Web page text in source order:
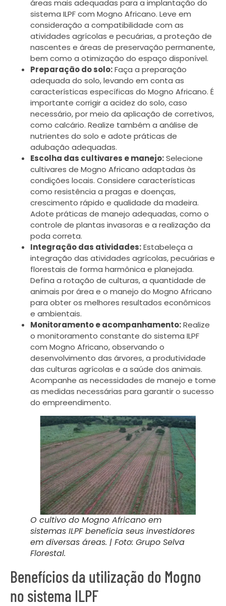
áreas mais adequadas para a implantação do
sistema ILPF com Mogno Africano. Leve em
consideração a compatibilidade com as
atividades agrícolas e pecuárias, a proteção de
nascentes e áreas de preservação permanente,
bem como a otimização do espaço disponível.
Preparação do solo:Faça a preparação
adequada do solo, levando em conta as
características específicas do Mogno Africano. É
importante corrigir a acidez do solo, caso
necessário, por meio da aplicação de corretivos,
como calcário. Realize também a análise de
nutrientes do solo e adote práticas de
adubação adequadas.
Escolha das cultivares e manejo:Selecione
cultivares de Mogno Africano adaptadas às
condições locais. Considere características
como resistência a pragas e doenças,
crescimento rápido e qualidade da madeira.
Adote práticas de manejo adequadas, como o
controle de plantas invasoras e a realização da
poda correta.
Integração das atividades:Estabeleça a
integração das atividades agrícolas, pecuárias e
florestais de forma harmônica e planejada.
Defina a rotação de culturas, a quantidade de
animais por área e o manejo do Mogno Africano
para obter os melhores resultados econômicos
e ambientais.
Monitoramento e acompanhamento:Realize
o monitoramento constante do sistema ILPF
com Mogno Africano, observando o
desenvolvimento das árvores, a produtividade
das culturas agrícolas e a saúde dos animais.
Acompanhe as necessidades de manejo e tome
as medidas necessárias para garantir o sucesso
do empreendimento.
O cultivo do Mogno Africano em
sistemas ILPF beneficia seus investidores
em diversas áreas. | Foto: Grupo Selva
Florestal.
Benefícios da utilização do Mogno
no sistema ILPF